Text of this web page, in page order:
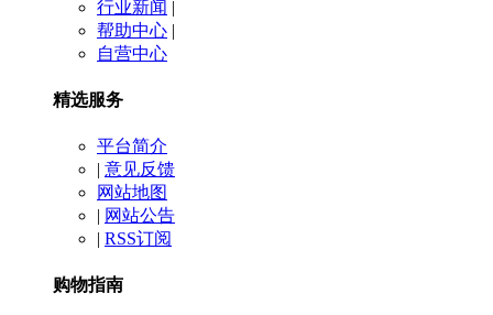
行业新闻 |
帮助中心 |
自营中心
精选服务
平台简介
| 意见反馈
网站地图
| 网站公告
| RSS订阅
购物指南